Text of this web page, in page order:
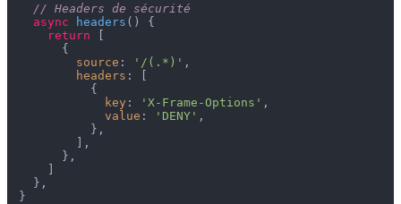
// Headers de sécurité
async
headers ( ) {
return [
      {
source : '/(.*)' ,
headers : [
          {
key : 'X-Frame-Options' ,
value : 'DENY' ,
          },
        ],
      },
    ]
  },
}